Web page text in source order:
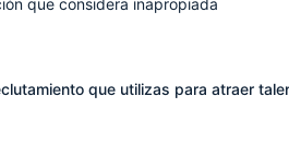
que considera inapropiada
que utilizas para atraer